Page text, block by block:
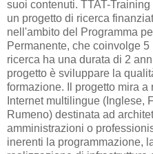
suoi contenuti. TTAT-
un progetto di ricerca
nell'ambito del Programma
Permanente, che coinvolge
ricerca ha una durata di 2
progetto è sviluppare la
formazione. Il progetto mira
Internet multilingue (Inglese,
Rumeno) destinata ad
amministrazioni o
inerenti la programmazione,